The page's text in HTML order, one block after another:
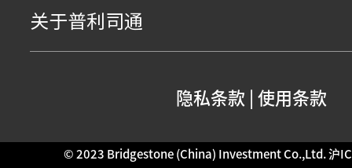
关于普利司通
隐私条款 | 使用条款
© 2023 Bridgestone (China) Investment Co.,Ltd.沪